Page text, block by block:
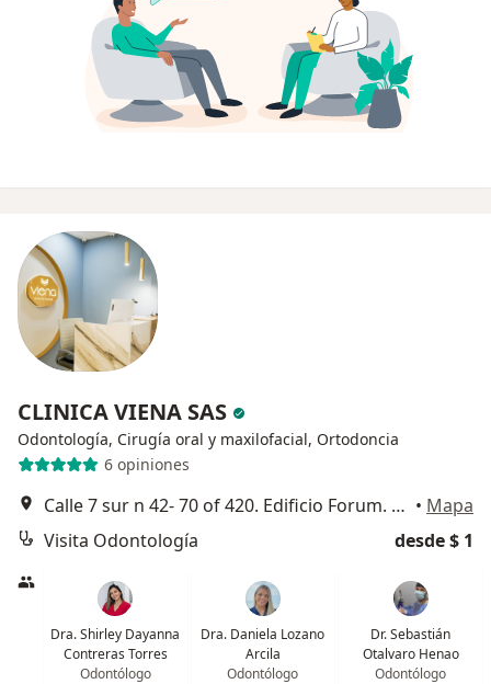
CLINICA VIENA SAS
Odontología, Cirugía oral y maxilofacial, Ortodoncia
6 opiniones
Calle 7 sur n 42- 70 of 420. Edificio Forum. El Poblado, Medellín • Mapa
Visita Odontología
desde $ 1
Dra. Shirley Dayanna
Contreras Torres
Odontólogo
Dra. Daniela Lozano
Arcila
Odontólogo
Dr. Sebastián
Otalvaro Henao
Odontólogo